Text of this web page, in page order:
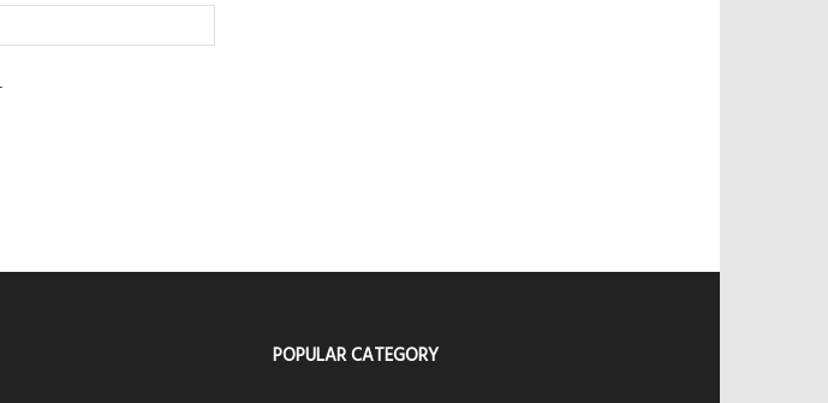
POPULAR CATEGORY